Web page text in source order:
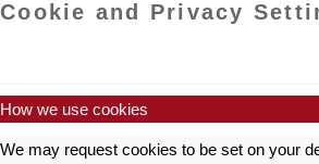
Cookie and Privacy
How we use cookies
We may request cookies to be set on your